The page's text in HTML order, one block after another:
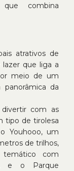
que combina
atrativos de
lazer que liga a
meio de um
da
com as
tipo de tirolesa
Youhooo, um
de trilhos,
temático com
e o Parque